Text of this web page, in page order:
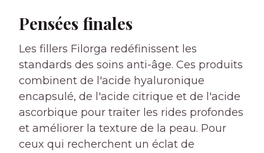
Pensées finales
Les fillers Filorga redéfinissent les
standards des soins anti-âge. Ces produits
combinent de l'acide hyaluronique
encapsulé, de l'acide citrique et de l'acide
ascorbique pour traiter les rides profondes
et améliorer la texture de la peau. Pour
ceux qui recherchent un éclat de